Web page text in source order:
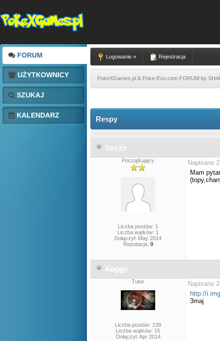
FORUM
UŻYTKOWNICY
SZUKAJ
KALENDARZ
Logowanie » Rejestracja
PokeXGames.pl & Poke-Evo.com FORUM by
Respy
freezir
Początkujący
Liczba postów: 1
Liczba wątków: 1
Dołączył: May 2014
Reputacja: 0
Napisano
Mam
Koggy
Tutor
Liczba postów: 139
Liczba wątków: 15
Dołączył: Apr 2014
Napisano
http://
3maj